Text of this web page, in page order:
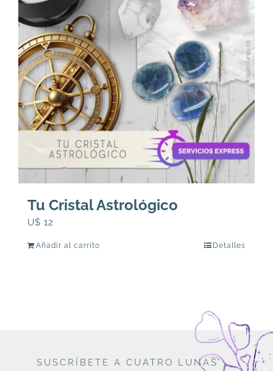
Tu Cristal Astrológico
U$ 12
Añadir al carrito Detalles
SUSCRÍBETE A CUATRO LUNAS